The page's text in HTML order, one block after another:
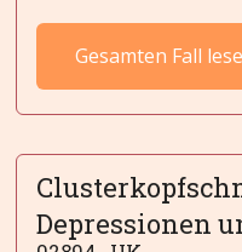
Gesamten Fall
Depressionen